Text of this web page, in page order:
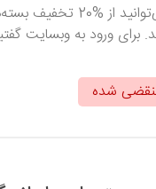
با وارد کردن کد تخفیف
برای ورود به وبسایت
شده